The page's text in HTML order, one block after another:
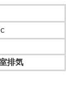
排気